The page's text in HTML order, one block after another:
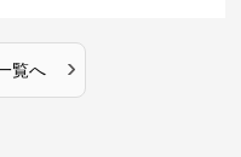
覧へ ›